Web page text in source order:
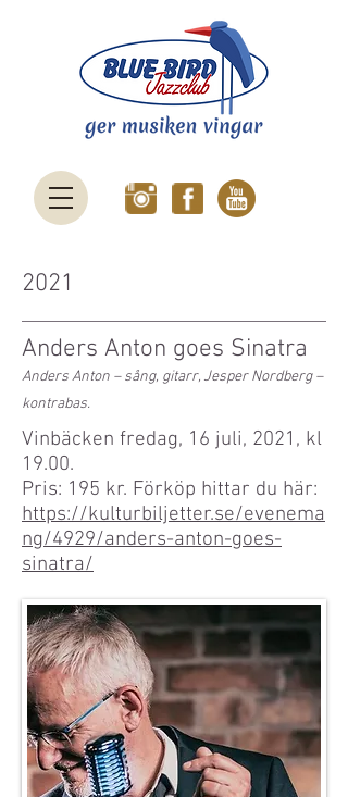
2021
Anders Anton goes Sinatra
Anders Anton – sång, gitarr, Jesper Nordberg –
kontrabas.
Vinbäcken fredag, 16 juli, 2021, kl
19.00.
Pris: 195 kr. Förköp hittar du här:
https://kulturbiljetter.se/evenema
ng/4929/anders-anton-goes-
sinatra/